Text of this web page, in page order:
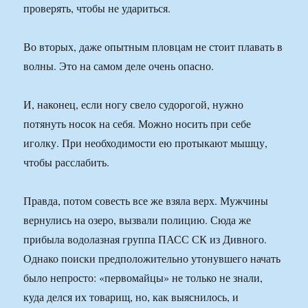
проверять, чтобы не удариться.
Во вторых, даже опытным пловцам не стоит плавать в
волны. Это на самом деле очень опасно.
И, наконец, если ногу свело судорогой, нужно
потянуть носок на себя. Можно носить при себе
иголку. При необходимости ею протыкают мышцу,
чтобы расслабить.
Правда, потом совесть все же взяла верх. Мужчины
вернулись на озеро, вызвали полицию. Сюда же
прибыла водолазная группа ПАСС СК из Дивного.
Однако поиски предположительно утонувшего начать
было непросто: «первомайцы» не только не знали,
куда делся их товарищ, но, как выяснилось, и